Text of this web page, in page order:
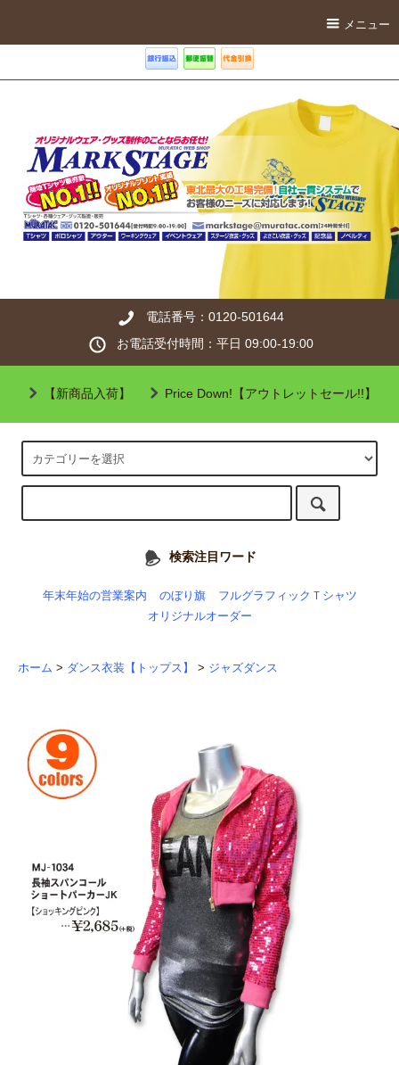
メニュー
電話番号：0120-501644
お電話受付時間：平日 09:00-19:00
【新商品入荷】 Price Down!【アウトレットセール!!】
検索注目ワード
年末年始の営業案内 のぼり旗
フルグラフィックＴシャツ
オリジナルオーダー
ホーム > ダンス衣装【トップス】 > ジャズダンス